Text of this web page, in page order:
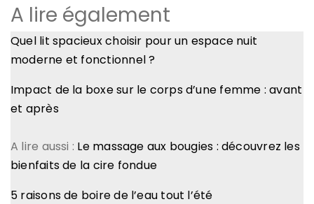
A lire également
Quel lit spacieux choisir pour un espace nuit
moderne et fonctionnel ?
Impact de la boxe sur le corps d’une femme : avant
et après
A lire aussi : Le massage aux bougies : découvrez les
bienfaits de la cire fondue
5 raisons de boire de l’eau tout l’été